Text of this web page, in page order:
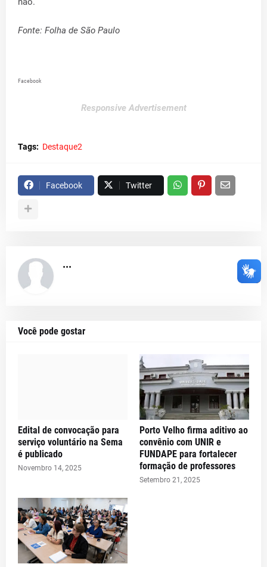
Fonte: Folha de São Paulo
Facebook
Responsive Advertisement
Tags: Destaque2
Facebook Twitter
...
Você pode gostar
Edital de convocação para
serviço voluntário na Sema
é publicado
Novembro 14, 2025
Porto Velho firma aditivo ao
convênio com UNIR e
FUNDAPE para fortalecer
formação de professores
Setembro 21, 2025